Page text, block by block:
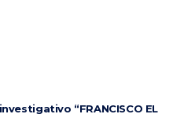
“FRANCISCO EL